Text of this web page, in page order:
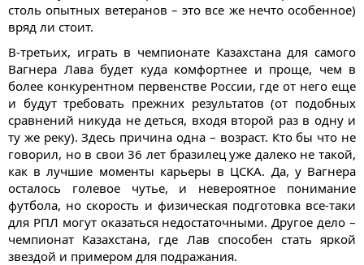
столь опытных ветеранов – это все же нечто особенное)
вряд ли стоит.
В-третьих, играть в чемпионате Казахстана для самого
Вагнера Лава будет куда комфортнее и проще, чем в
более конкурентном первенстве России, где от него еще
и будут требовать прежних результатов (от подобных
сравнений никуда не деться, входя второй раз в одну и
ту же реку). Здесь причина одна – возраст. Кто бы что не
говорил, но в свои 36 лет бразилец уже далеко не такой,
как в лучшие моменты карьеры в ЦСКА. Да, у Вагнера
осталось голевое чутье, и невероятное понимание
футбола, но скорость и физическая подготовка все-таки
для РПЛ могут оказаться недостаточными. Другое дело –
чемпионат Казахстана, где Лав способен стать яркой
звездой и примером для подражания.